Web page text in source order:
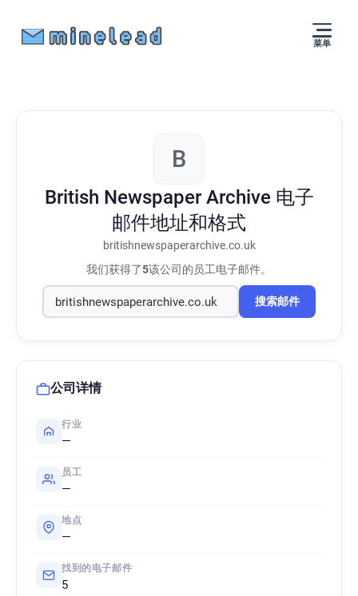
菜单
B
British Newspaper Archive 电子
邮件地址和格式
britishnewspaperarchive.co.uk
我们获得了5该公司的员工电子邮件。
搜索邮件
公司详情
行业
—
员工
—
地点
—
找到的电子邮件
5